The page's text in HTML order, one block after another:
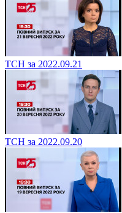
ТСН за 2022.09.21
ТСН за 2022.09.20